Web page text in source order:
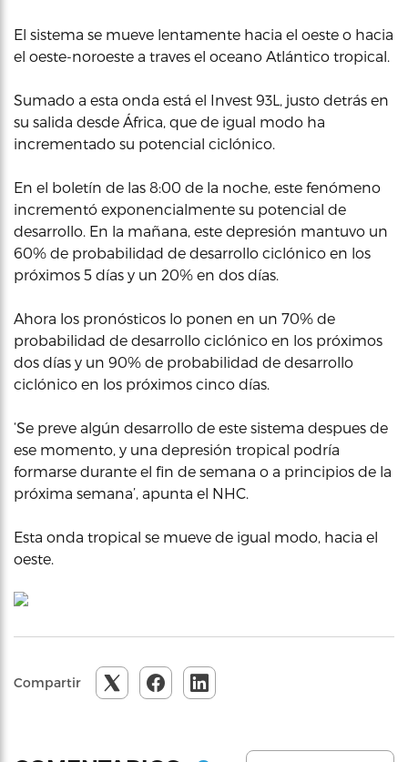
El sistema se mueve lentamente hacia el oeste o hacia
el oeste-noroeste a traves el oceano Atlántico tropical.
Sumado a esta onda está el Invest 93L, justo detrás en
su salida desde África, que de igual modo ha
incrementado su potencial ciclónico.
En el boletín de las 8:00 de la noche, este fenómeno
incrementó exponencialmente su potencial de
desarrollo. En la mañana, este depresión mantuvo un
60% de probabilidad de desarrollo ciclónico en los
próximos 5 días y un 20% en dos días.
Ahora los pronósticos lo ponen en un 70% de
probabilidad de desarrollo ciclónico en los próximos
dos días y un 90% de probabilidad de desarrollo
ciclónico en los próximos cinco días.
‘Se preve algún desarrollo de este sistema despues de
ese momento, y una depresión tropical podría
formarse durante el fin de semana o a principios de la
próxima semana’, apunta el NHC.
Esta onda tropical se mueve de igual modo, hacia el
oeste.
Compartir